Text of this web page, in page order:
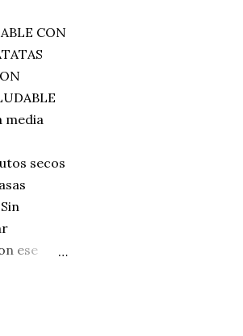
CON
media
secos
ese
por